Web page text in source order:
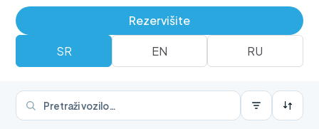
Rezervišite
SR EN RU
Rezerviši Rent a car flota